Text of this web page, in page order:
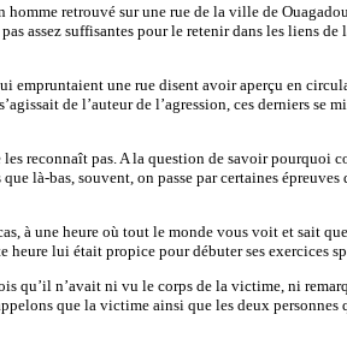
retrouvé sur une rue de la ville de
assez suffisantes pour le retenir dans les liens
une rue disent avoir aperçu en
de l’auteur de l’agression, ces derniers se
reconnaît pas. A la question de savoir pourquoi
là-bas, souvent, on passe par certaines
à une heure où tout le monde vous voit et sait
lui était propice pour débuter ses exercices
n’avait ni vu le corps de la victime, ni
que la victime ainsi que les deux personnes